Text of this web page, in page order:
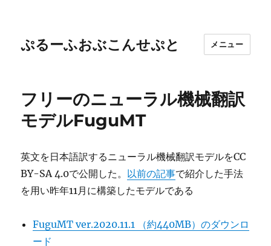
ぷるーふおぶこんせぷと メニュー
フリーのニューラル機械翻訳
モデルFuguMT
英文を日本語訳するニューラル機械翻訳モデルをCC
BY-SA 4.0で公開した。 以前の記事で紹介した手法
を用い昨年11月に構築したモデルである
FuguMT ver.2020.11.1 （約440MB）のダウンロ
ード